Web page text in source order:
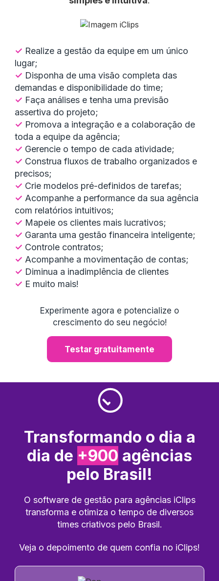
✓ Realize a gestão da equipe em um único
lugar;
✓ Disponha de uma visão completa das
demandas e disponibilidade do time;
✓ Faça análises e tenha uma previsão
assertiva do projeto;
✓ Promova a integração e a colaboração de
toda a equipe da agência;
✓ Gerencie o tempo de cada atividade;
✓ Construa fluxos de trabalho organizados e
precisos;
✓ Crie modelos pré-definidos de tarefas;
✓ Acompanhe a performance da sua agência
com relatórios intuitivos;
✓ Mapeie os clientes mais lucrativos;
✓ Garanta uma gestão financeira inteligente;
✓ Controle contratos;
✓ Acompanhe a movimentação de contas;
✓ Diminua a inadimplência de clientes
✓ E muito mais!
Experimente agora e potencialize o
crescimento do seu negócio!
Testar gratuitamente
Transformando o dia a
dia de +900 agências
pelo Brasil!
O software de gestão para agências iClips
transforma e otimiza o tempo de diversos
times criativos pelo Brasil.
Veja o depoimento de quem confia no iClips!